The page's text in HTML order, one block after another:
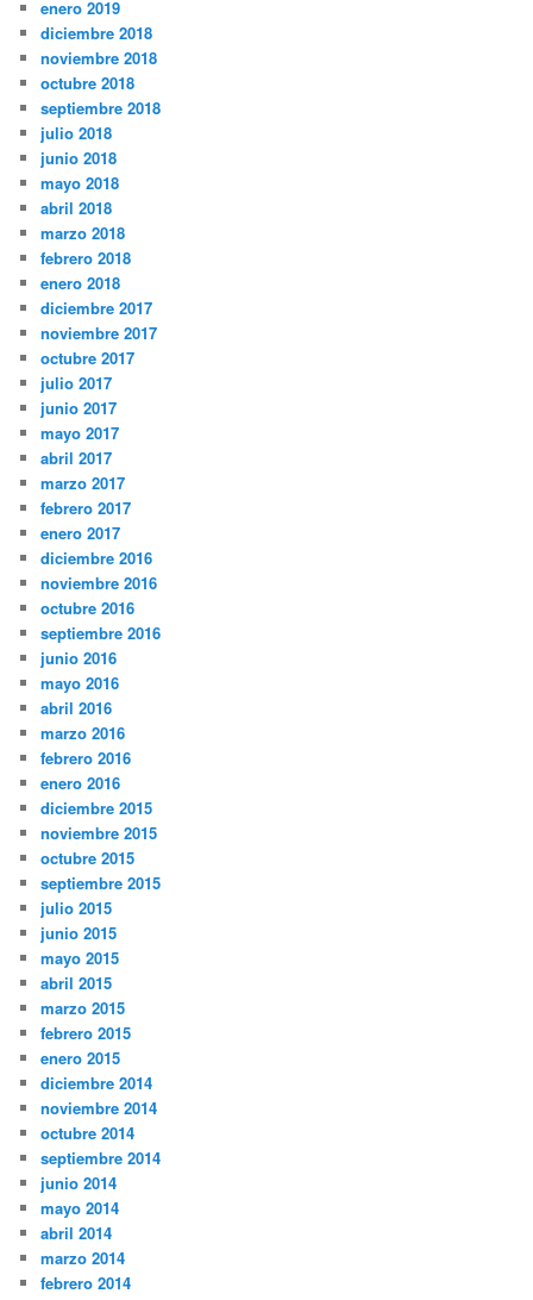
enero 2019
diciembre 2018
noviembre 2018
octubre 2018
septiembre 2018
julio 2018
junio 2018
mayo 2018
abril 2018
marzo 2018
febrero 2018
enero 2018
diciembre 2017
noviembre 2017
octubre 2017
julio 2017
junio 2017
mayo 2017
abril 2017
marzo 2017
febrero 2017
enero 2017
diciembre 2016
noviembre 2016
octubre 2016
septiembre 2016
junio 2016
mayo 2016
abril 2016
marzo 2016
febrero 2016
enero 2016
diciembre 2015
noviembre 2015
octubre 2015
septiembre 2015
julio 2015
junio 2015
mayo 2015
abril 2015
marzo 2015
febrero 2015
enero 2015
diciembre 2014
noviembre 2014
octubre 2014
septiembre 2014
junio 2014
mayo 2014
abril 2014
marzo 2014
febrero 2014